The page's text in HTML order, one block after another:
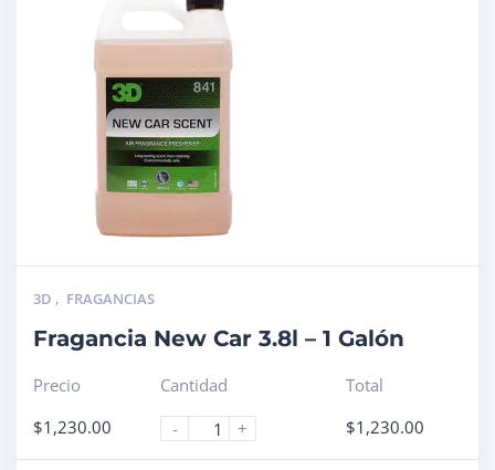
3D , FRAGANCIAS
Fragancia New Car 3.8l – 1 Galón
Precio
$1,230.00
Cantidad
-
+
Total
$1,230.00